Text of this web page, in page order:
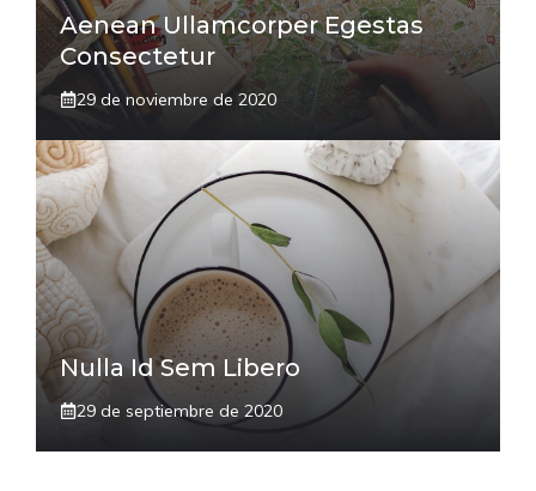
Aenean Ullamcorper Egestas
Consectetur
29 de noviembre de 2020
Nulla Id Sem Libero
29 de septiembre de 2020